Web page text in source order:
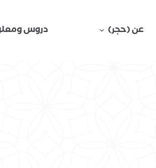
عن (حجر) دروس